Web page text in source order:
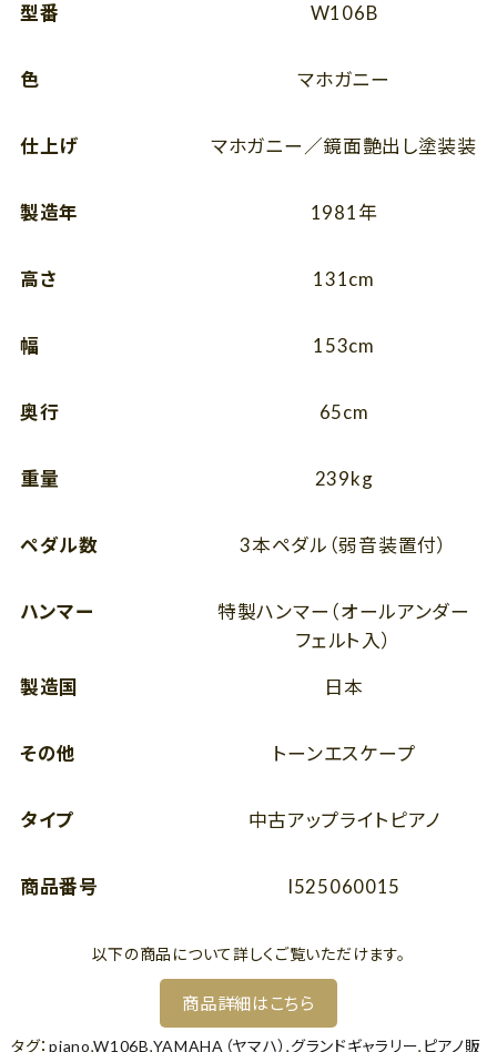
型番 W106B
色 マホガニー
仕上げ マホガニー／鏡面艶出し塗装装
製造年 1981年
高さ 131cm
幅 153cm
奥行 65cm
重量 239kg
ペダル数 3本ペダル（弱音装置付）
ハンマー
特製ハンマー（オールアンダー
フェルト入）
製造国
日本
その他 トーンエスケープ
タイプ 中古アップライトピアノ
商品番号 I525060015
以下の商品について詳しくご覧いただけます。
商品詳細はこちら
タグ：piano,W106B,YAMAHA（ヤマハ）,グランドギャラリー, ピアノ販